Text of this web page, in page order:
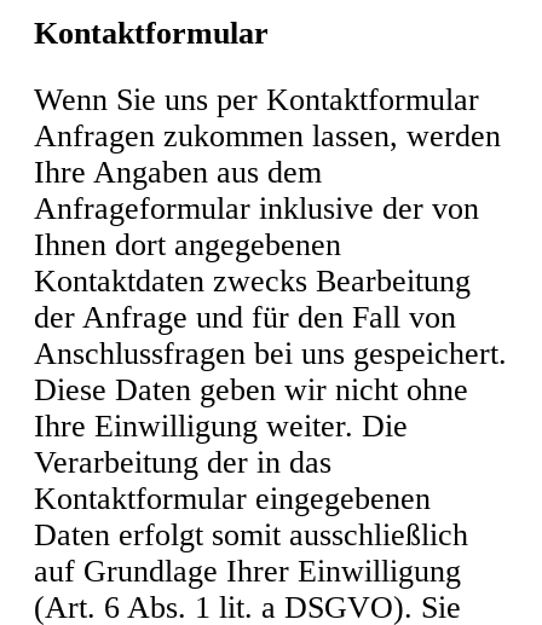
Kontaktformular
Wenn Sie uns per Kontaktformular
Anfragen zukommen lassen, werden
Ihre Angaben aus dem
Anfrageformular inklusive der von
Ihnen dort angegebenen
Kontaktdaten zwecks Bearbeitung
der Anfrage und für den Fall von
Anschlussfragen bei uns gespeichert.
Diese Daten geben wir nicht ohne
Ihre Einwilligung weiter. Die
Verarbeitung der in das
Kontaktformular eingegebenen
Daten erfolgt somit ausschließlich
auf Grundlage Ihrer Einwilligung
(Art. 6 Abs. 1 lit. a DSGVO). Sie